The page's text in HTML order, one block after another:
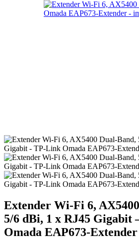
Extender Wi-Fi 6,
5/6 dBi, 1 x RJ45 Gigabit
Omada EAP673-Extender